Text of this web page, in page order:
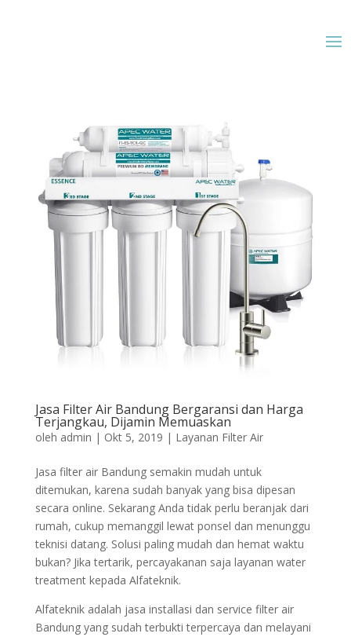
Jasa Filter Air Bandung Bergaransi dan Harga
Terjangkau, Dijamin Memuaskan
oleh admin | Okt 5, 2019 | Layanan Filter Air
Jasa filter air Bandung semakin mudah untuk
ditemukan, karena sudah banyak yang bisa dipesan
secara online. Sekarang Anda tidak perlu beranjak dari
rumah, cukup memanggil lewat ponsel dan menunggu
teknisi datang. Solusi paling mudah dan hemat waktu
bukan? Jika tertarik, percayakanan saja layanan water
treatment kepada Alfateknik.
Alfateknik adalah jasa installasi dan service filter air
Bandung yang sudah terbukti terpercaya dan melayani